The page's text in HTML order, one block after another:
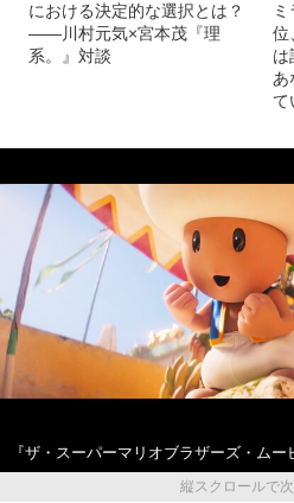
における決定的な選択とは？
――川村元気×宮本茂『理
系。』対談
位
は
あ
て
『ザ・スーパーマリオブラザーズ・ムー
縦スクロールで